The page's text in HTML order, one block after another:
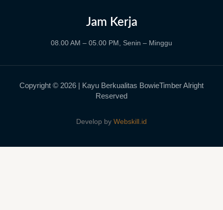
Jam Kerja
08.00 AM – 05.00 PM, Senin – Minggu
Copyright © 2026 | Kayu Berkualitas BowieTimber Alright
Reserved
Develop by Webskill.id